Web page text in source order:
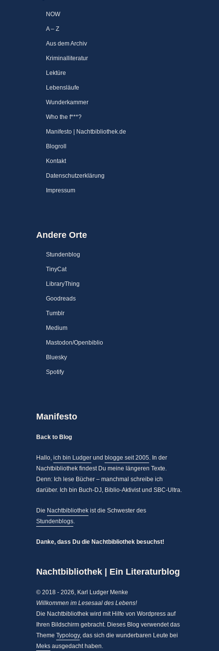
NOW
A – Z
Aus dem Archiv
Kriminalliteratur
Lektüre
Lebensläufe
Wunderkammer
Who the f***?
Manifesto | Nachtbibliothek.de
Blogroll
Kontakt
Datenschutzerklärung
Impressum
Andere Orte
Stundenblog
TinyCat
LibraryThing
Goodreads
Tumblr
Medium
Mastodon/Openbiblio
Bluesky
Spotify
Manifesto
Back to Blog
Hallo, ich bin Ludger und blogge seit 2005. In der
Nachtbibliothek findest Du meine längeren Texte.
Denn: Ich lese Bücher – manchmal schreibe ich
darüber. Ich bin Buch-DJ, Biblio-Aktivist und SBC-Ultra.
Die Nachtbibliothek ist die Schwester des
Stundenblogs.
Danke, dass Du die Nachtbibliothek besuchst!
Nachtbibliothek | Ein Literaturblog
© 2018 - 2026, Karl Ludger Menke
Willkommen im Lesesaal des Lebens!
Die Nachtbibliothek wird mit Hilfe von Wordpress auf
Ihren Bildschirm gebracht. Dieses Blog verwendet das
Theme Typology, das sich die wunderbaren Leute bei
Meks ausgedacht haben.